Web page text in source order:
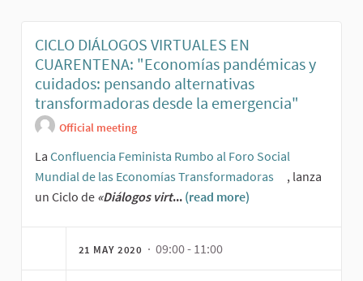
CICLO DIÁLOGOS VIRTUALES EN
CUARENTENA: "Economías pandémicas y
cuidados: pensando alternativas
transformadoras desde la emergencia"
Official meeting
La Confluencia Feminista Rumbo al Foro Social
Mundial de las Economías Transformadoras
, lanza
un Ciclo de «Diálogos virt... (read more)
21 MAY 2020 · 09:00 - 11:00